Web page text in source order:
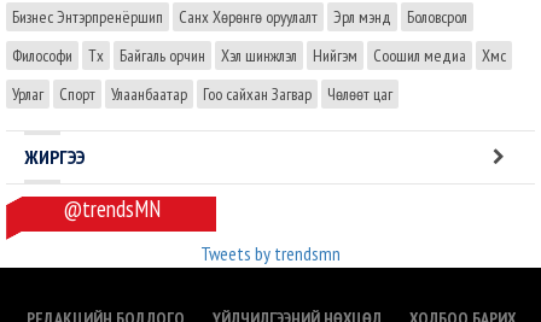
Бизнес Энтэрпренёршип
Санхүү Хөрөнгө оруулалт Эрүүл мэнд
Боловсрол
Философи
Түүх Байгаль орчин Хэл шинжлэл Нийгэм Соошил медиа
Хүмүүс
Урлаг
Спорт Улаанбаатар Гоо сайхан Загвар Чөлөөт цаг
ЖИРГЭЭ
@trendsMN
Tweets by trendsmn